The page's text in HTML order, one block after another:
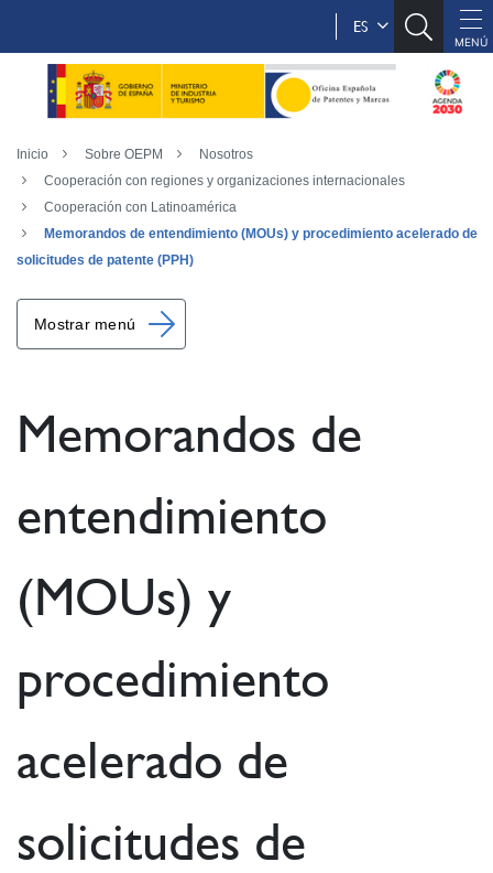
ES
Inicio Sobre OEPM
Nosotros
Cooperación con regiones y organizaciones internacionales
Cooperación con Latinoamérica
Memorandos de entendimiento (MOUs) y procedimiento acelerado de
solicitudes de patente (PPH)
Mostrar menú
Memorandos de
entendimiento
(MOUs) y
procedimiento
acelerado de
solicitudes de